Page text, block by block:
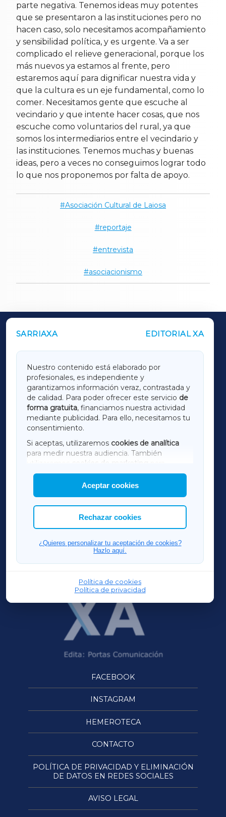
parte negativa. Tenemos ideas muy potentes
que se presentaron a las instituciones pero no
hacen caso, solo necesitamos acompañamiento
y sensibilidad política, y es urgente. Va a ser
complicado el relieve generacional, porque los
más nuevos ya estamos al frente, pero
estaremos aquí para dignificar nuestra vida y
que la cultura es un eje fundamental, como lo
comer. Necesitamos gente que escuche al
vecindario y que intente hacer cosas, que nos
escuche como voluntarios del rural, ya que
somos los intermediarios entre el vecindario y
las instituciones. Tenemos muchas y buenas
ideas, pero a veces no conseguimos lograr todo
lo que nos proponemos por falta de apoyo.
Asociación Cultural de Laiosa
reportaje
entrevista
asociacionismo
SARRIAXA EDITORIAL XA
Nuestro contenido está elaborado por
profesionales, es independiente y
garantizamos información veraz, contrastada y
de calidad. Para poder ofrecer este servicio de
forma gratuita, financiamos nuestra actividad
mediante publicidad. Para ello, necesitamos tu
consentimiento.
Si aceptas, utilizaremos cookies de analítica
para medir nuestra audiencia. También
utilizaremos
cookies de marketing
mostrar publicidad de terceros.
Asimismo, puedes personalizar la elección de
las cookies que deseas permitir.
Aceptar cookies
Rechazar cookies
¿Quieres personalizar tu aceptación de cookies?
Hazlo aquí.
Política de cookies
Política de privacidad
OUTROS PERIÓDICOS
LUGOXA
TERRACHAXA
AMARIÑAXA
RIBEIRASACRAXA
ACORUÑAXA
FERROLXA
OURENSEXA
FACEBOOK
INSTAGRAM
HEMEROTECA
CONTACTO
POLÍTICA DE PRIVACIDAD Y ELIMINACIÓN
DE DATOS EN REDES SOCIALES
AVISO LEGAL